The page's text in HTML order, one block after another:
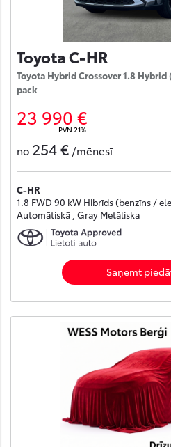
Toyota C-HR
Toyota Hybrid Crossover 1.8 Hybrid
pack
23 990 €
PVN 21%
no 254 € /mēnesī
C-HR
1.8 FWD 90 kW Hibrīds (benzīns /
Automātiskā , Gray Metāliska
Saņemt